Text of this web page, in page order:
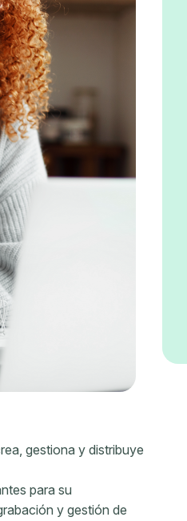
gestiona y distribuye
para su
y gestión de